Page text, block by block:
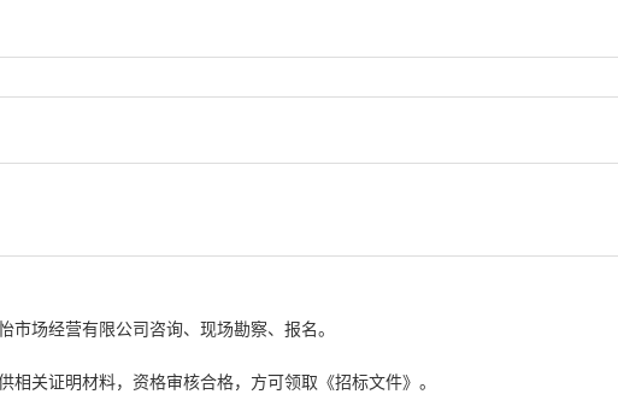
市场经营有限公司咨询、现场勘察、报名。
相关证明材料，资格审核合格，方可领取《招标文件》。